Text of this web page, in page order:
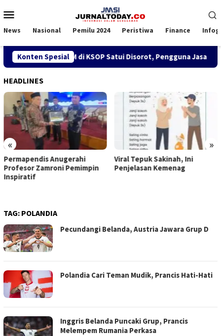
ke
Mobile
News Nasional Pemilu 2024 Peristiwa Finance
Konten Spesial
SPK TKBM di KSOP Satui Disorot, Pengguna Jasa Nilai
HEADLINES
« »
Anugerahi
Zamroni Pemimpin
Viral Tepuk Sakinah, Ini
Penjelasan Kemenag
TAG: POLANDIA
Pecundangi Belanda, Austria Jawara Grup D
Polandia Cari Teman Mudik, Prancis Hati-Hati
Inggris Belanda Puncaki Grup, Prancis
Melempem Rumania Perkasa